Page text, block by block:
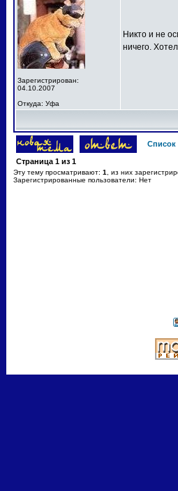
Зарегистрирован:
04.10.2007
Откуда: Уфа
Никто и не
ничего.
Список
Страница 1 из 1
Эту тему просматривают: 1
, из них
Зарегистрированные пользователи: Нет